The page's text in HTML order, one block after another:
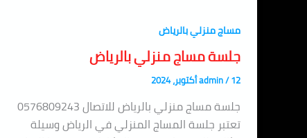
مساج منزلي بالرياض
جلسة مساج منزلي بالرياض
admin/12 أكتوبر، 2024
جلسة مساج منزلي بالرياض للاتصال 0576809243
تعتبر جلسة المساج المنزلي في الرياض وسيلة